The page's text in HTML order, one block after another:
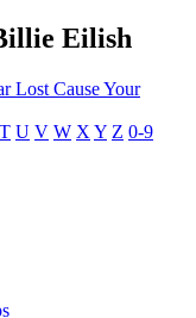
Eilish
Lost CauseYour
T U V W X Y Z 0-9